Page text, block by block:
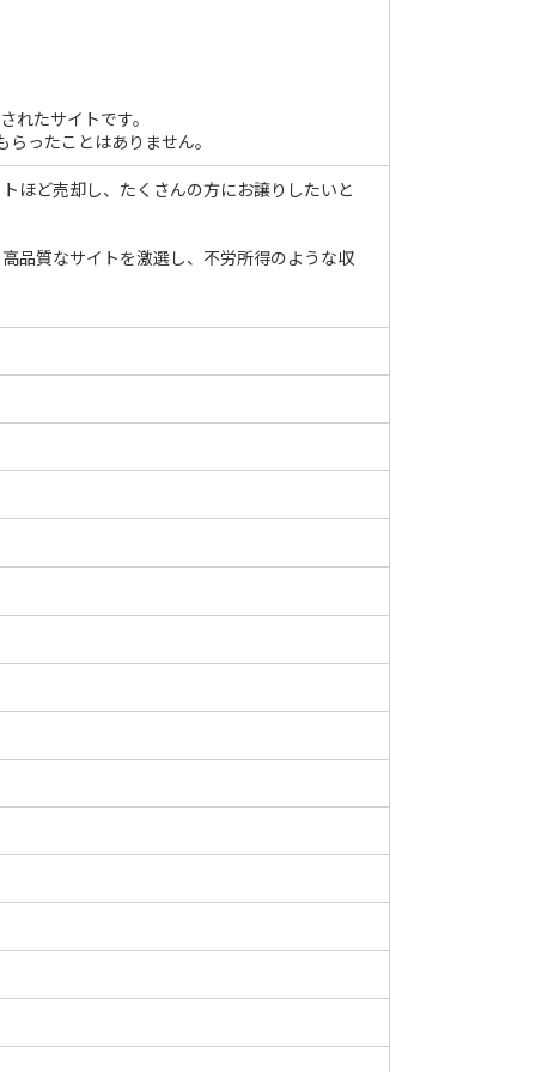
れたサイトです。
ったことはありません。
ほど売却し、たくさんの方にお譲りしたいと
品質なサイトを激選し、不労所得のような収